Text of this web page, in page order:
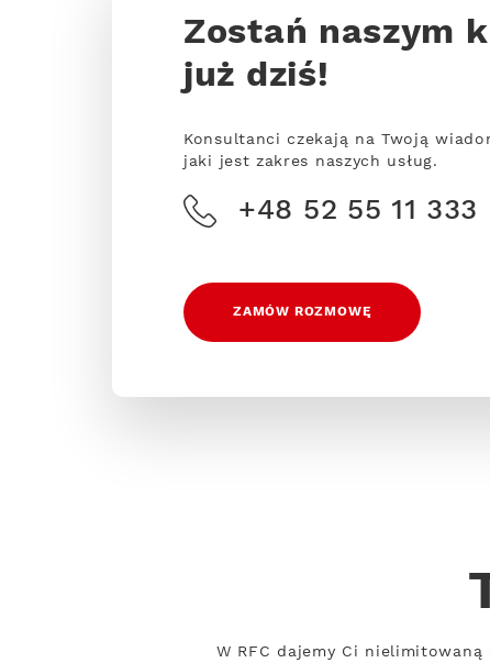
Zostań naszym
już dziś!
Konsultanci czekają na Twoją
jaki jest zakres naszych usług.
+48 52 55 11 333
ZAMÓW ROZMOWĘ
W RFC dajemy Ci